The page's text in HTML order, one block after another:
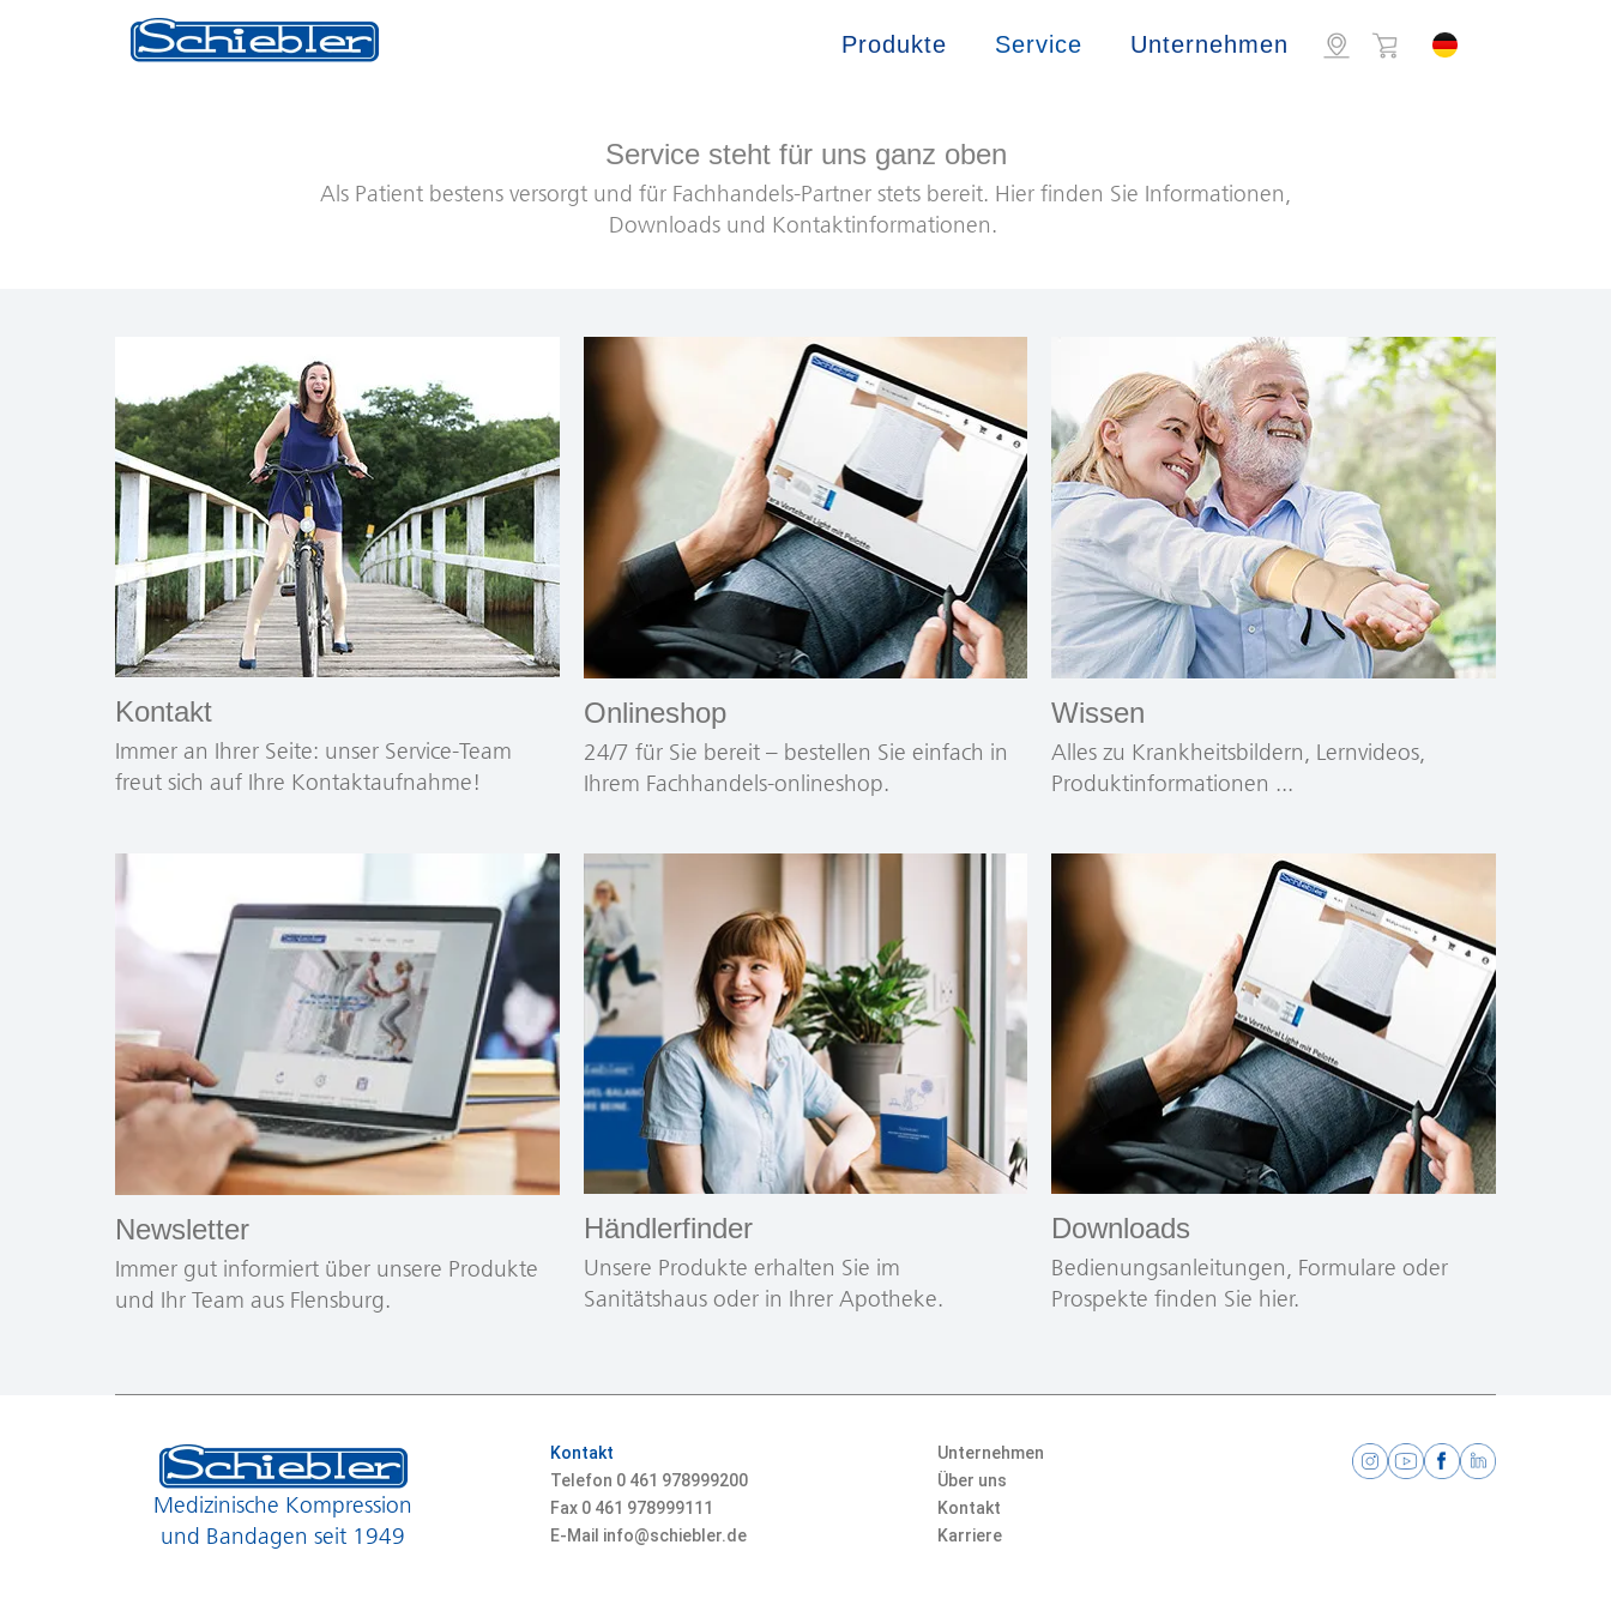
Produkte Service Unternehmen
Service steht für uns ganz oben
Als Patient bestens versorgt und für Fachhandels-Partner stets bereit. Hier finden Sie Informationen,
Downloads und Kontaktinformationen.
Kontakt
Immer an Ihrer Seite: unser Service-Team
freut sich auf Ihre Kontaktaufnahme!
Onlineshop
24/7 für Sie bereit – bestellen Sie einfach in
Ihrem Fachhandels-onlineshop.
Wissen
Alles zu Krankheitsbildern, Lernvideos,
Produktinformationen ...
Newsletter
Immer gut informiert über unsere Produkte
und Ihr Team aus Flensburg.
Händlerfinder
Unsere Produkte erhalten Sie im
Sanitätshaus oder in Ihrer Apotheke.
Downloads
Bedienungsanleitungen, Formulare oder
Prospekte finden Sie hier.
Medizinische Kompression
und Bandagen seit 1949
Kontakt
Telefon 0 461 978999200
Fax 0 461 978999111
E-Mail info@schiebler.de
Unternehmen
Über uns
Kontakt
Karriere